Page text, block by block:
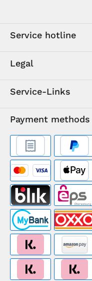
Service hotline
Legal
Service-Links
Payment methods